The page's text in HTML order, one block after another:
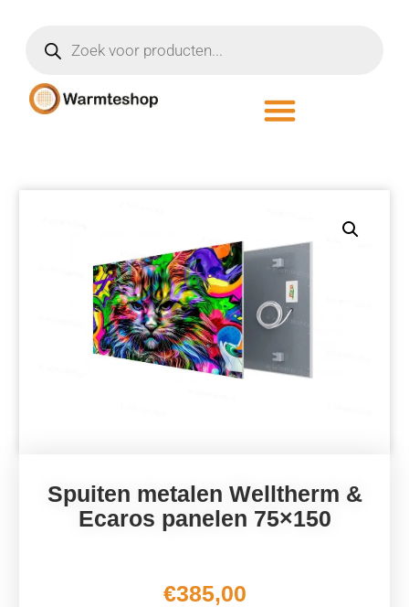
Spuiten metalen Welltherm &
Ecaros panelen 75×150
€385,00